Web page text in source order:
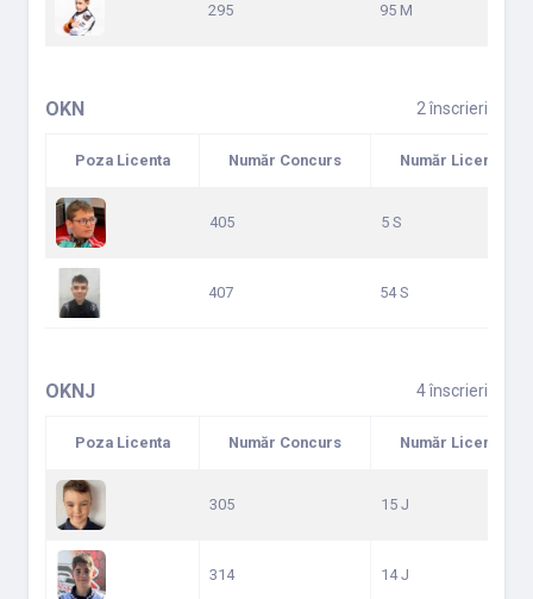
295 95 M
OKN 2 înscrieri
Poza Licenta Număr Concurs Număr Licență
405 5 S
407 54 S
OKNJ 4 înscrieri
Poza Licenta Număr Concurs Număr Licență
305 15 J
314 14 J